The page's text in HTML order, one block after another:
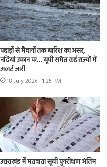
पहाड़ों से मैदानों तक बारिश का असर,
नदियां उफान पर… यूपी समेत कई राज्यों में
अलर्ट जारी
18 July 2026 - 1:25 PM
उत्तराखंड में मतदाता सूची पुनरीक्षण अंतिम